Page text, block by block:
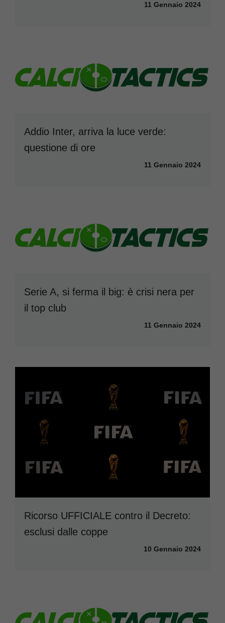
11 Gennaio 2024
Addio Inter, arriva la luce verde:
questione di ore
11 Gennaio 2024
Serie A, si ferma il big: è crisi nera per
il top club
11 Gennaio 2024
Ricorso UFFICIALE contro il Decreto:
esclusi dalle coppe
10 Gennaio 2024